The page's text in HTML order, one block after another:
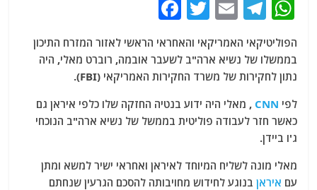
W
at
s
A
p
p
T
e
g
ra
m
E
ai
l
T
itt
er
c
e
b
o
k
הפוליטיקאי האמריקאי והאחראי הראשי לאזור המזרח התיכון
בממשלו של נשיא ארה"ב לשעבר אובמה, רוברט מאלי, היה
נתון לחקירות של משרד החקירות האמריקאי (FBI).
לפי CNN , מאלי היה ידוע בנטיה החזקה שלו כלפי איראן גם
כאשר חזר לעבודה פוליטית בממשל של נשיא ארה"ב הנוכחי
ג'ו ביידן.
מאלי מונה לשליח המיוחד לאיראן ואחראי ישיר למשא ומתן
עם איראן בנוגע לחידוש מחויבותה להסכם הגרעין שנחתם